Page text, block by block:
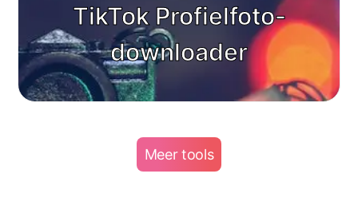
TikTok Profielfoto-
downloader
Meer tools